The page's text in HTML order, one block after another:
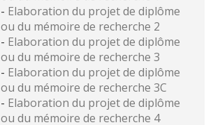
- Elaboration du projet de diplôme
ou du mémoire de recherche 2
- Elaboration du projet de diplôme
ou du mémoire de recherche 3
- Elaboration du projet de diplôme
ou du mémoire de recherche 3C
- Elaboration du projet de diplôme
ou du mémoire de recherche 4